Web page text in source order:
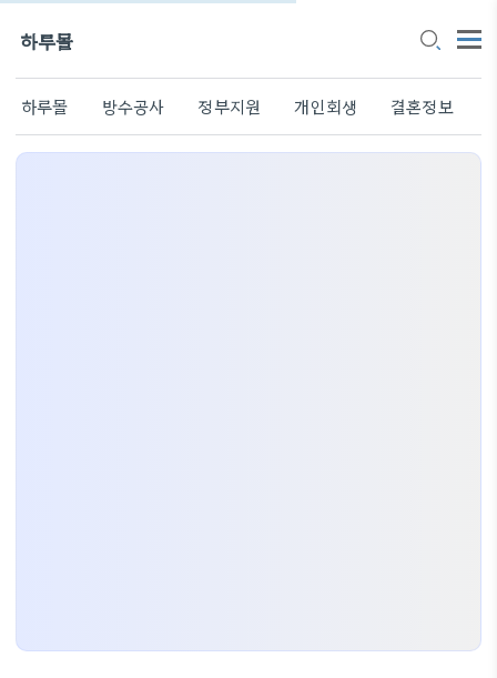
하루몰
하루몰 방수공사 정부지원 개인회생 결혼정보